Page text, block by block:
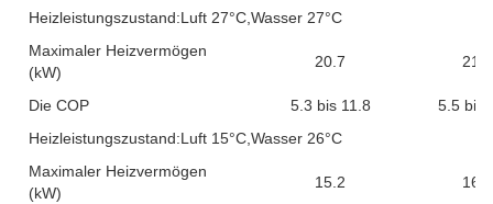
Heizleistungszustand:Luft 27°C,Wasser 27°C
Maximaler Heizvermögen
(kW)
20.7 21.2
Die COP 5.3 bis 11.8
5.5 bis
Heizleistungszustand:Luft 15°C,Wasser 26°C
Maximaler Heizvermögen
(kW)
15.2 16.1